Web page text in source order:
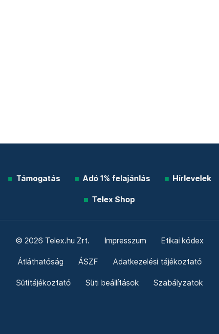
Támogatás Adó 1% felajánlás Hírlevelek
Telex Shop
© 2026 Telex.hu Zrt. Impresszum Etikai kódex
Átláthatóság ÁSZF Adatkezelési tájékoztató
Sütitájékoztató Süti beállítások Szabályzatok